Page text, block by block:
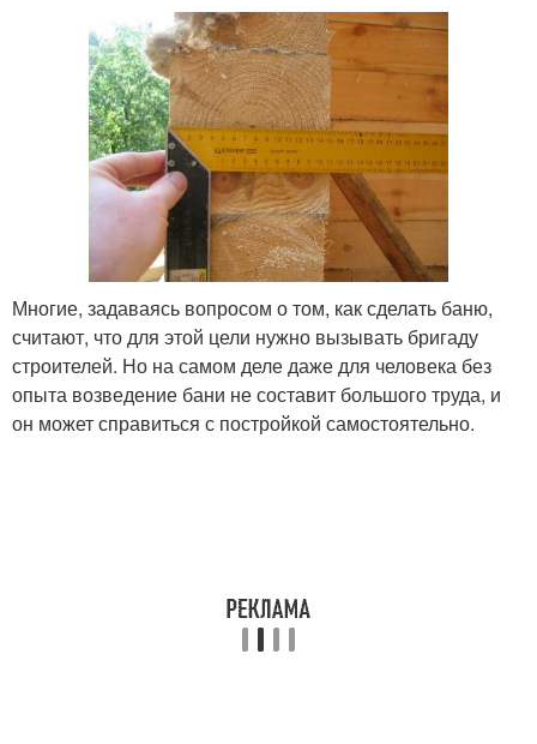
Многие, задаваясь вопросом о том, как сделать баню,
считают, что для этой цели нужно вызывать бригаду
строителей. Но на самом деле даже для человека без
опыта возведение бани не составит большого труда, и
он может справиться с постройкой самостоятельно.